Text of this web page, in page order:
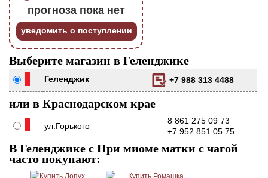
прогноза пока нет
уведомить о поступлении
Выберите магазин в Геленджике
Геленджик +7 988 313 4488
или в Краснодарском крае
ул.Горького
8 861 275 09 73
+7 952 851 05 75
В Геленджике с При миоме матки с чагой
часто покупают: